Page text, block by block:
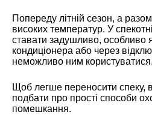
Попереду літній сезон, а
високих температур. У
ставати задушливо, особливо
кондиціонера або через
неможливо ним користуватися.
Щоб легше переносити спеку,
подбати про прості способи
помешкання.